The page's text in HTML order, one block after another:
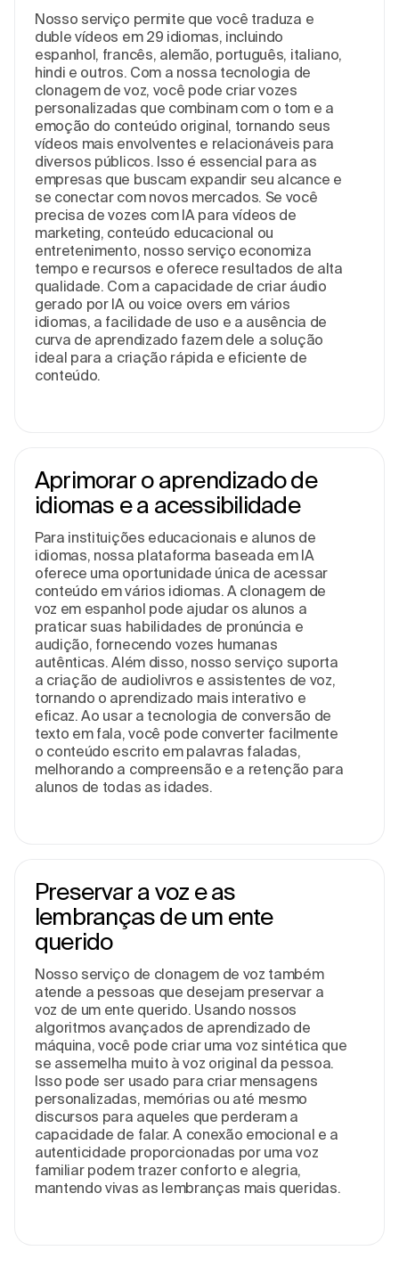
Nosso serviço permite que você traduza e
duble vídeos em 29 idiomas, incluindo
espanhol, francês, alemão, português, italiano,
hindi e outros. Com a nossa tecnologia de
clonagem de voz, você pode criar vozes
personalizadas que combinam com o tom e a
emoção do conteúdo original, tornando seus
vídeos mais envolventes e relacionáveis para
diversos públicos. Isso é essencial para as
empresas que buscam expandir seu alcance e
se conectar com novos mercados. Se você
precisa de vozes com IA para vídeos de
marketing, conteúdo educacional ou
entretenimento, nosso serviço economiza
tempo e recursos e oferece resultados de alta
qualidade. Com a capacidade de criar áudio
gerado por IA ou voice overs em vários
idiomas, a facilidade de uso e a ausência de
curva de aprendizado fazem dele a solução
ideal para a criação rápida e eficiente de
conteúdo.
Aprimorar o aprendizado de
idiomas e a acessibilidade
Para instituições educacionais e alunos de
idiomas, nossa plataforma baseada em IA
oferece uma oportunidade única de acessar
conteúdo em vários idiomas. A clonagem de
voz em espanhol pode ajudar os alunos a
praticar suas habilidades de pronúncia e
audição, fornecendo vozes humanas
autênticas. Além disso, nosso serviço suporta
a criação de audiolivros e assistentes de voz,
tornando o aprendizado mais interativo e
eficaz. Ao usar a tecnologia de conversão de
texto em fala, você pode converter facilmente
o conteúdo escrito em palavras faladas,
melhorando a compreensão e a retenção para
alunos de todas as idades.
Preservar a voz e as
lembranças de um ente
querido
Nosso serviço de clonagem de voz também
atende a pessoas que desejam preservar a
voz de um ente querido. Usando nossos
algoritmos avançados de aprendizado de
máquina, você pode criar uma voz sintética que
se assemelha muito à voz original da pessoa.
Isso pode ser usado para criar mensagens
personalizadas, memórias ou até mesmo
discursos para aqueles que perderam a
capacidade de falar. A conexão emocional e a
autenticidade proporcionadas por uma voz
familiar podem trazer conforto e alegria,
mantendo vivas as lembranças mais queridas.